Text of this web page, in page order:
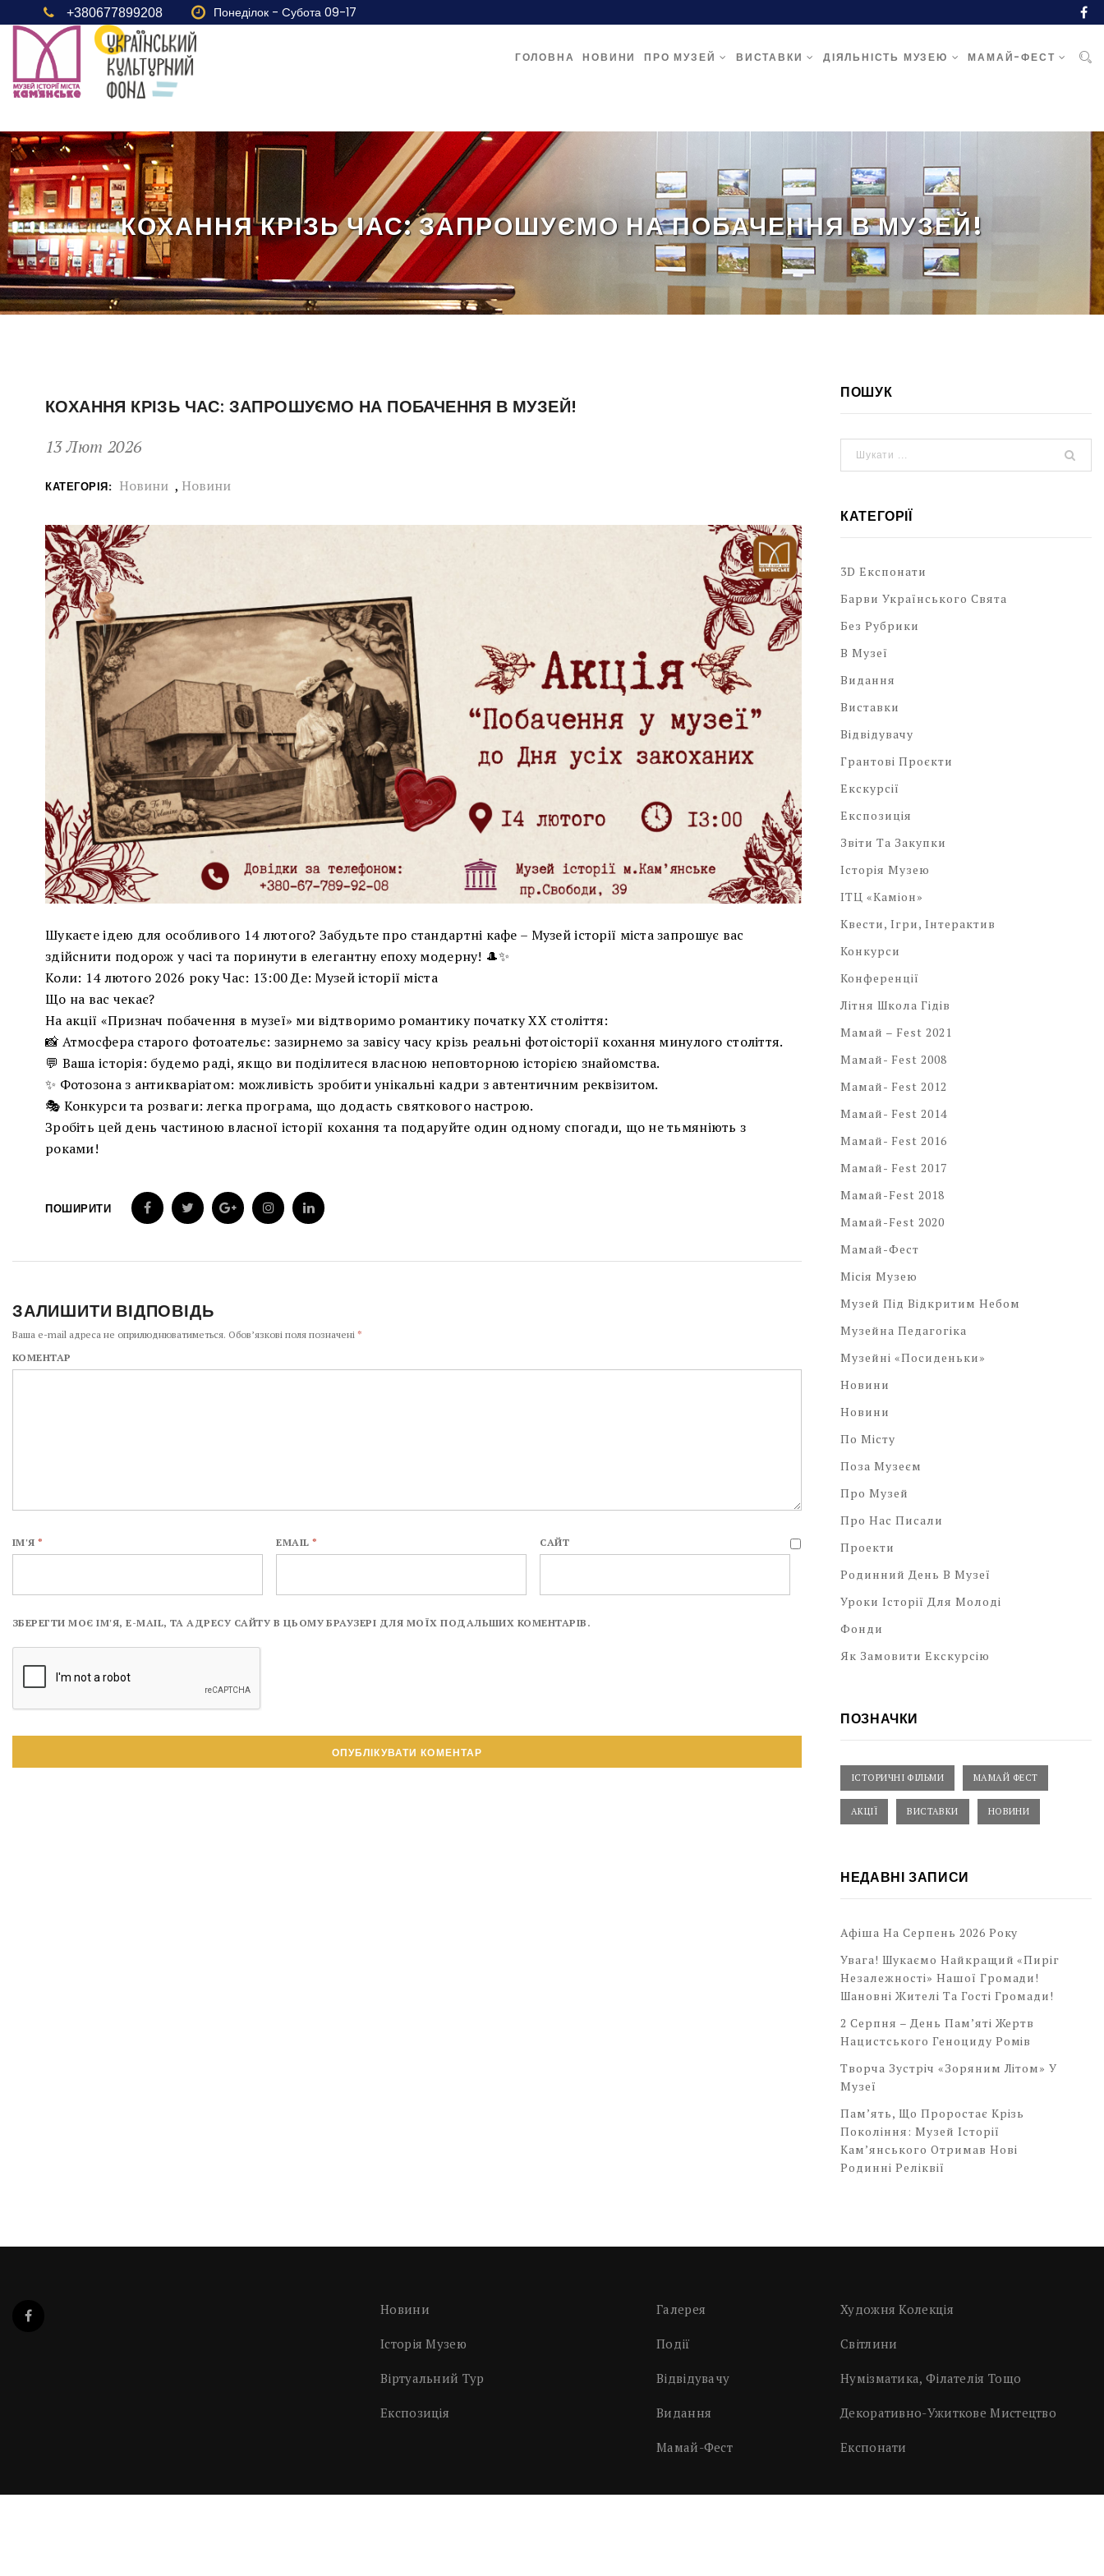
+380677899208 Понеділок - Cубота 09-17
ГОЛОВНА НОВИНИ ПРО МУЗЕЙ ВИСТАВКИ ДІЯЛЬНІСТЬ МУЗЕЮ МАМАЙ-ФЕСТ
КОХАННЯ КРІЗЬ ЧАС: ЗАПРОШУЄМО НА ПОБАЧЕННЯ В МУЗЕЙ!
КОХАННЯ КРІЗЬ ЧАС: ЗАПРОШУЄМО НА ПОБАЧЕННЯ В МУЗЕЙ!
13 Лют 2026
КАТЕГОРІЯ: Новини , Новини
Шукаєте ідею для особливого 14 лютого? Забудьте про стандартні кафе – Музей історії міста запрошує вас
здійснити подорож у часі та поринути в елегантну епоху модерну! 🎩✨
Коли: 14 лютого 2026 року Час: 13:00 Де: Музей історії міста
Що на вас чекає?
На акції «Признач побачення в музеї» ми відтворимо романтику початку ХХ століття:
📸 Атмосфера старого фотоательє: зазирнемо за завісу часу крізь реальні фотоісторії кохання минулого століття.
💬 Ваша історія: будемо раді, якщо ви поділитеся власною неповторною історією знайомства.
✨ Фотозона з антикваріатом: можливість зробити унікальні кадри з автентичним реквізитом.
🎭 Конкурси та розваги: легка програма, що додасть святкового настрою.
Зробіть цей день частиною власної історії кохання та подаруйте один одному спогади, що не тьмяніють з
роками!
ПОШИРИТИ
ЗАЛИШИТИ ВІДПОВІДЬ
Ваша e-mail адреса не оприлюднюватиметься. Обов’язкові поля позначені *
КОМЕНТАР
ІМ'Я* EMAIL* САЙТ
ЗБЕРЕГТИ МОЄ ІМ'Я, E-MAIL, ТА АДРЕСУ САЙТУ В ЦЬОМУ БРАУЗЕРІ ДЛЯ МОЇХ ПОДАЛЬШИХ КОМЕНТАРІВ.
ПОШУК
КАТЕГОРІЇ
3D Експонати
Барви Українського Свята
Без Рубрики
В Музеї
Видання
Виставки
Відвідувачу
Грантові Проєкти
Екскурсії
Експозиція
Звіти Та Закупки
Історія Музею
ІТЦ «Каміон»
Квести, Ігри, Інтерактив
Конкурси
Конференції
Літня Школа Гідів
Мамай – Fest 2021
Мамай- Fest 2008
Мамай- Fest 2012
Мамай- Fest 2014
Мамай- Fest 2016
Мамай- Fest 2017
Мамай-Fest 2018
Мамай-Fest 2020
Мамай-Фест
Місія Музею
Музей Під Відкритим Небом
Музейна Педагогіка
Музейні «посиденьки»
Новини
Новини
По Місту
Поза Музеєм
Про Музей
Про Нас Писали
Проекти
Родинний День В Музеї
Уроки Історії Для Молоді
Фонди
Як Замовити Екскурсію
ПОЗНАЧКИ
ІСТОРИЧНІ ФІЛЬМИ МАМАЙ ФЕСТ
АКЦІЇ ВИСТАВКИ НОВИНИ
НЕДАВНІ ЗАПИСИ
Афіша На Серпень 2026 Року
Увага! Шукаємо Найкращий «Пиріг
Незалежності» Нашої Громади!
Шановні Жителі Та Гості Громади!
2 Серпня – День Пам’яті Жертв
Нацистського Геноциду Ромів
Творча Зустріч «Зоряним Літом» У
Музеї
Пам’ять, Що Проростає Крізь
Покоління: Музей Історії
Кам’янського Отримав Нові
Родинні Реліквії
Новини
Історія Музею
Віртуальний Тур
Експозиція
Галерея
Події
Відвідувачу
Видання
Мамай-Фест
Художня Колекція
Світлини
Нумізматика, Філателія Тощо
Декоративно-Ужиткове Мистецтво
Експонати